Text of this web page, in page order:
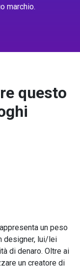
marchio.
questo
un peso
designer, lui/lei
di denaro. Oltre ai
un creatore di